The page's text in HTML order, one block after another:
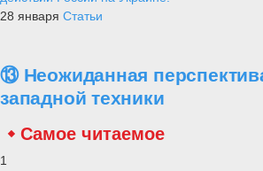
28 января Статьи
⑬ Неожиданная
западной техники
Самое читаемое
1